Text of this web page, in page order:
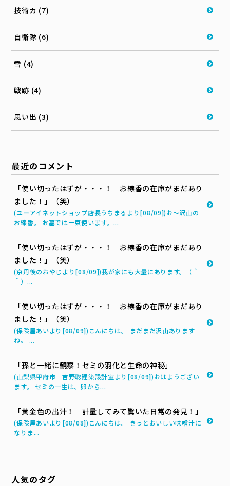
技術カ (7)
自衛隊 (6)
雪 (4)
戦跡 (4)
思い出 (3)
最近のコメント
「使い切ったはずが・・・！ お線香の在庫がまだあり
ました！」（笑）
(ユーアイネットショップ店長うちまるより[08/09])お～沢山の
お線香。 お墓では一束使います。...
「使い切ったはずが・・・！ お線香の在庫がまだあり
ました！」（笑）
(京丹後のおやじより[08/09])我が家にも大量にあります。（＾
＾）...
「使い切ったはずが・・・！ お線香の在庫がまだあり
ました！」（笑）
(保険屋あいより[08/09])こんにちは。 まだまだ沢山あります
ね。 ...
「孫と一緒に観察！セミの羽化と生命の神秘」
(山梨県甲府市 吉野聡建築設計室より[08/09])おはようござい
ます。 セミの一生は、卵から...
「黄金色の出汁！ 計量してみて驚いた日常の発見！」
(保険屋あいより[08/08])こんにちは。 きっとおいしい味噌汁に
なりま...
人気のタグ